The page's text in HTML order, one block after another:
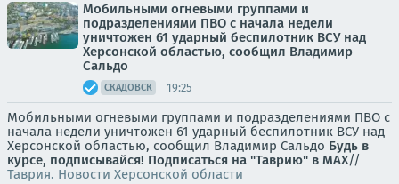
Мобильными огневыми группами и
подразделениями ПВО с начала недели
уничтожен 61 ударный беспилотник ВСУ над
Херсонской областью, сообщил Владимир
Сальдо
СКАДОВСК 19:25
Мобильными огневыми группами и подразделениями ПВО с
начала недели уничтожен 61 ударный беспилотник ВСУ над
Херсонской областью, сообщил Владимир Сальдо Будь в
курсе, подписывайся! Подписаться на "Таврию" в MAX//
Таврия. Новости Херсонской области